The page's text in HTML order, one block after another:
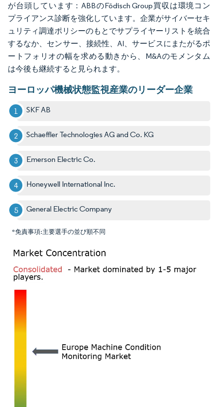
が台頭しています：ABBのFödisch Group買収は環境コン
プライアンス診断を強化しています。企業がサイバーセキ
ュリティ調達ポリシーのもとでサプライヤーリストを統合
するなか、センサー、接続性、AI、サービスにまたがるポ
ートフォリオの幅を求める動きから、M&Aのモメンタム
は今後も継続すると見られます。
ヨーロッパ機械状態監視産業のリーダー企業
SKF AB
Schaeffler Technologies AG and Co. KG
Emerson Electric Co.
Honeywell International Inc.
General Electric Company
*免責事項:主要選手の並び順不同